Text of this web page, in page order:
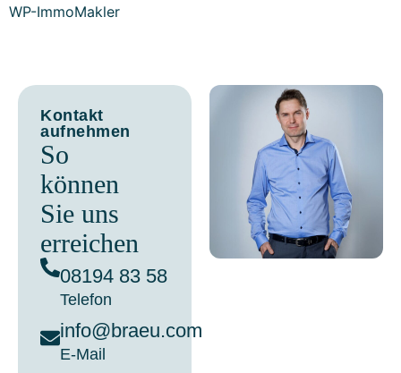
WP-ImmoMakler
Kontakt
aufnehmen
So
können
Sie uns
erreichen
08194 83 58
Telefon
info@braeu.com
E-Mail